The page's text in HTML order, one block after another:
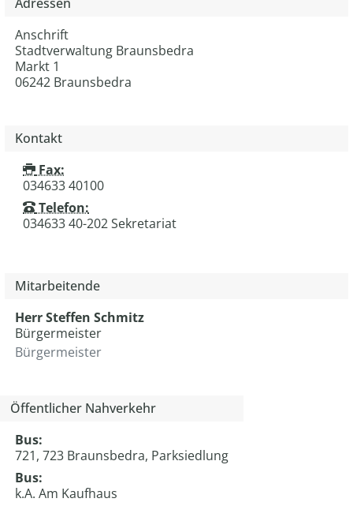
Anschrift
Stadtverwaltung Braunsbedra
Markt 1
06242 Braunsbedra
Kontakt
Fax:
034633 40100
Telefon:
034633 40-202 Sekretariat
Mitarbeitende
HerrSteffen Schmitz
Bürgermeister
Bürgermeister
Öffentlicher Nahverkehr
Bus:
721, 723 Braunsbedra, Parksiedlung
Bus:
k.A. Am Kaufhaus